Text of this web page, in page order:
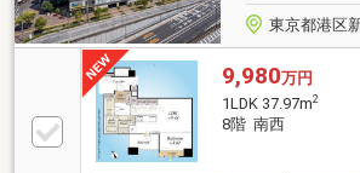
東京都港区
9,980万円
1LDK 37.97m2
8階 南西